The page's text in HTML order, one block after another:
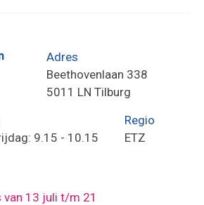
Adres
Beethovenlaan 338
5011 LN Tilburg
9.15 - 10.15
van 13 juli t/m 21
Regio
ETZ